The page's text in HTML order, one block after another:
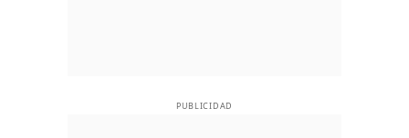
PUBLICIDAD